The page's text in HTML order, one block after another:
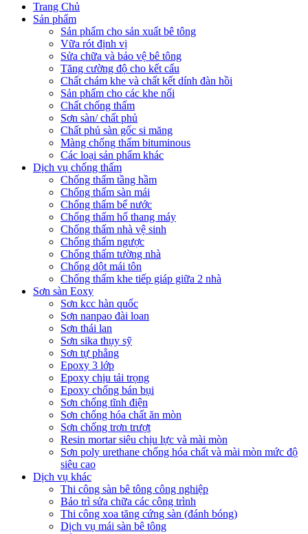
Trang Chủ
Sản phẩm
Sản phẩm cho sản xuất bê tông
Vữa rót định vị
Sửa chữa và bảo vệ bê tông
Tăng cường độ cho kết cấu
Chất chám khe và chất kết dính đàn hồi
Sản phẩm cho các khe nối
Chất chống thấm
Sơn sàn/ chất phủ
Chất phủ sàn gốc si măng
Màng chống thấm bituminous
Các loại sản phẩm khác
Dịch vụ chống thấm
Chống thấm tầng hầm
Chống thấm sàn mái
Chống thấm bể nước
Chống thấm hố thang máy
Chống thấm nhà vệ sinh
Chống thấm ngược
Chống thấm tường nhà
Chống dột mái tôn
Chống thấm khe tiếp giáp giữa 2 nhà
Sơn sàn Eoxy
Sơn kcc hàn quốc
Sơn nanpao đài loan
Sơn thái lan
Sơn sika thụy sỹ
Sơn tự phẳng
Epoxy 3 lớp
Epoxy chịu tải trọng
Epoxy chống bán bụi
Sơn chống tĩnh điện
Sơn chống hóa chất ăn mòn
Sơn chống trơn trượt
Resin mortar siêu chịu lực và mài mòn
Sơn poly urethane chống hóa chất và mài mòn mức độ
siêu cao
Dịch vụ khác
Thi công sàn bê tông công nghiệp
Bảo trì sửa chữa các công trình
Thi công xoa tăng cứng sàn (đánh bóng)
Dịch vụ mái sàn bê tông